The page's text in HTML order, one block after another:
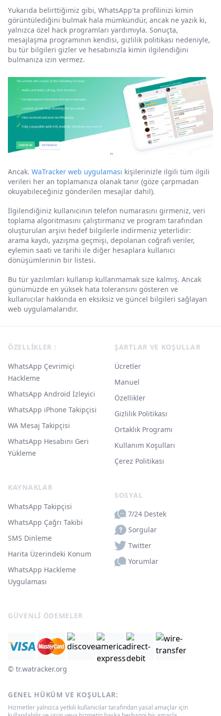
Yukarıda belirttiğimiz gibi, WhatsApp'ta profilinizi kimin
görüntülediğini bulmak hala mümkündür, ancak ne yazık ki,
yalnızca özel hack programları yardımıyla. Sonuçta,
mesajlaşma programının kendisi, gizlilik politikası nedeniyle,
bu tür bilgileri gizler ve hesabınızla kimin ilgilendiğini
bulmanıza izin vermez.
Ancak. WaTracker web uygulaması kişilerinizle ilgili tüm ilgili
verileri her an toplamanıza olanak tanır (göze çarpmadan
okuyabileceğiniz gönderilen mesajlar dahil).
İlgilendiğiniz kullanıcının telefon numarasını girmeniz, veri
toplama algoritmasını çalıştırmanız ve program tarafından
oluşturulan arşivi hedef bilgilerle indirmeniz yeterlidir:
arama kaydı, yazışma geçmişi, depolanan coğrafi veriler,
eylemin saati ve tarihi ile diğer hesaplara kullanıcı
dönüşümlerinin bir listesi.
Bu tür yazılımları kullanıp kullanmamak size kalmış. Ancak
günümüzde en yüksek hata toleransını gösteren ve
kullanıcılar hakkında en eksiksiz ve güncel bilgileri sağlayan
web uygulamalarıdır.
ÖZELLIKLER :
WhatsApp Çevrimiçi
Hackleme
WhatsApp Android İzleyici
WhatsApp iPhone Takipçisi
WA Mesaj Takipçisi
WhatsApp Hesabını Geri
Yükleme
KAYNAKLAR
WhatsApp Takipçisi
WhatsApp Çağrı Takibi
SMS Dinleme
Harita Üzerindeki Konum
WhatsApp Hackleme
Uygulaması
ŞARTLAR VE KOŞULLAR
Ücretler
Manuel
Özellikler
Gizlilik Politikası
Ortaklık Programı
Kullanım Koşulları
Çerez Politikası
SOSYAL
7/24 Destek
Sorgular
Twitter
Yorumlar
GÜVENLI ÖDEMELER
© ‌tr.watracker.org
GENEL HÜKÜM VE KOŞULLAR:
Hizmetler yalnızca yetkili kullanıcılar tarafından yasal amaçlar için